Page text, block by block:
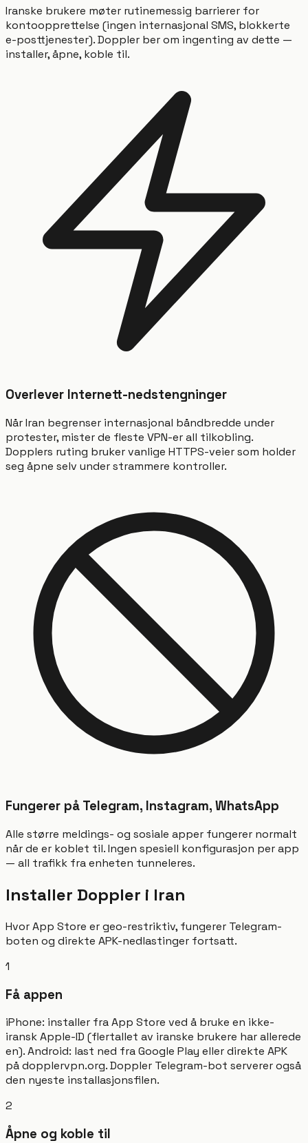
Iranske brukere møter rutinemessig barrierer for
kontoopprettelse (ingen internasjonal SMS, blokkerte
e-posttjenester). Doppler ber om ingenting av dette —
installer, åpne, koble til.
Overlever Internett-nedstengninger
Når Iran begrenser internasjonal båndbredde under
protester, mister de fleste VPN-er all tilkobling.
Dopplers ruting bruker vanlige HTTPS-veier som holder
seg åpne selv under strammere kontroller.
Fungerer på Telegram, Instagram, WhatsApp
Alle større meldings- og sosiale apper fungerer normalt
når de er koblet til. Ingen spesiell konfigurasjon per app
— all trafikk fra enheten tunneleres.
Installer Doppler i Iran
Hvor App Store er geo-restriktiv, fungerer Telegram-
boten og direkte APK-nedlastinger fortsatt.
1
Få appen
iPhone: installer fra App Store ved å bruke en ikke-
iransk Apple-ID (flertallet av iranske brukere har allerede
en). Android: last ned fra Google Play eller direkte APK
på dopplervpn.org. Doppler Telegram-bot serverer også
den nyeste installasjonsfilen.
2
Åpne og koble til